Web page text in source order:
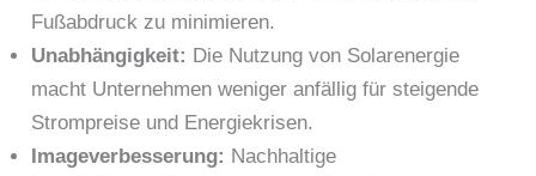
Fußabdruck zu minimieren.
Unabhängigkeit: Die Nutzung von Solarenergie
macht Unternehmen weniger anfällig für steigende
Strompreise und Energiekrisen.
Imageverbesserung: Nachhaltige